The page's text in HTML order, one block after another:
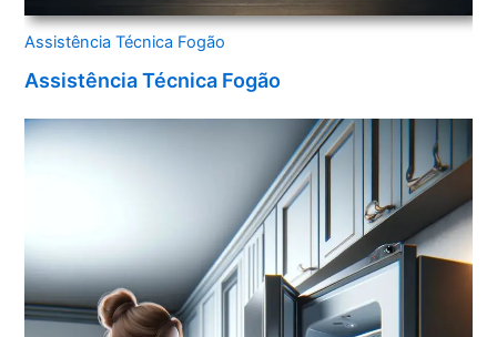
Assistência Técnica Fogão
Assistência Técnica Fogão